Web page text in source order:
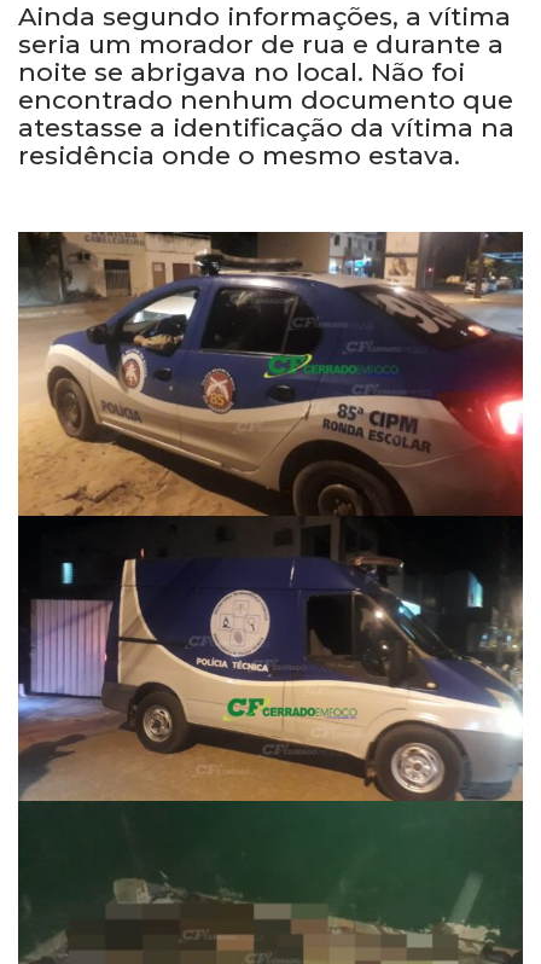
Ainda segundo informações, a vítima
seria um morador de rua e durante a
noite se abrigava no local. Não foi
encontrado nenhum documento que
atestasse a identificação da vítima na
residência onde o mesmo estava.